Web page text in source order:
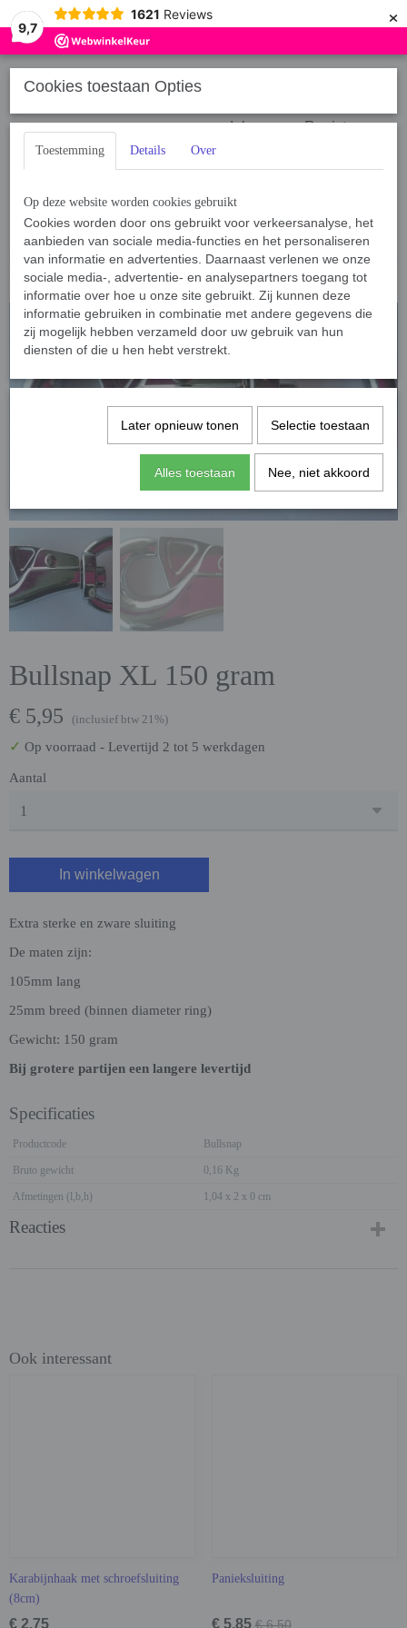
9,7
1621 Reviews ×
Inloggen Registreren
Home › Sport, Spel en Training › IJzerwaren, sluitingen, etc. ›
Bullsnap XL
150 gram
Bullsnap XL 150 gram
€ 5,95 (inclusief btw 21%)
✓ Op voorraad - Levertijd 2 tot 5 werkdagen
Aantal
In winkelwagen
Extra sterke en zware sluiting
De maten zijn:
105mm lang
25mm breed (binnen diameter ring)
Gewicht: 150 gram
Bij grotere partijen een langere levertijd
Specificaties
Productcode Bullsnap
Bruto gewicht 0,16 Kg
Afmetingen (l,b,h) 1,04 x 2 x 0 cm
Reacties
Ook interessant
Karabijnhaak met schroefsluiting
(8cm)
€ 2,75
Panieksluiting
€ 5,85 € 6,50
Cookies toestaan Opties
Toestemming Details Over
Op deze website worden cookies gebruikt
Cookies worden door ons gebruikt voor verkeersanalyse, het
aanbieden van sociale media-functies en het personaliseren
van informatie en advertenties. Daarnaast verlenen we onze
sociale media-, advertentie- en analysepartners toegang tot
informatie over hoe u onze site gebruikt. Zij kunnen deze
informatie gebruiken in combinatie met andere gegevens die
zij mogelijk hebben verzameld door uw gebruik van hun
diensten of die u hen hebt verstrekt.
Later opnieuw tonen Selectie toestaan
Alles toestaan Nee, niet akkoord